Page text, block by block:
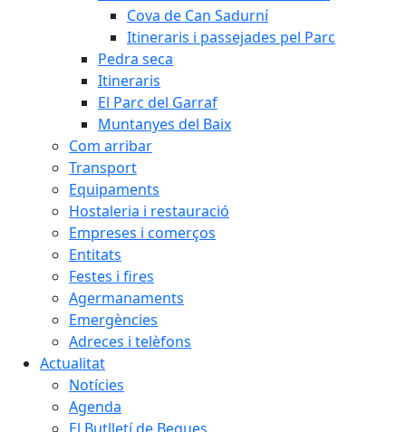
Cova de Can Sadurní
Itineraris i passejades pel Parc
Pedra seca
Itineraris
El Parc del Garraf
Muntanyes del Baix
Com arribar
Transport
Equipaments
Hostaleria i restauració
Empreses i comerços
Entitats
Festes i fires
Agermanaments
Emergències
Adreces i telèfons
Actualitat
Notícies
Agenda